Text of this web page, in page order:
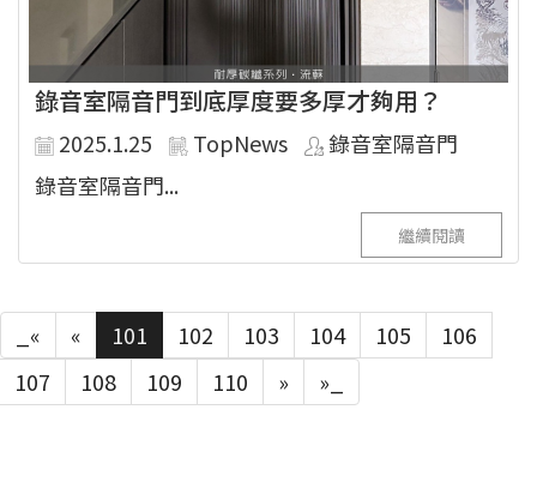
錄音室隔音門到底厚度要多厚才夠用？
2025.1.25 TopNews
錄音室隔音門
錄音室隔音門...
繼續閱讀
_« « 101 102 103 104 105
106
107
108 109 110 » »_